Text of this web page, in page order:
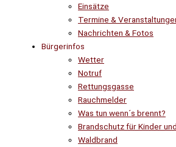
Einsätze
Termine &
Nachrichten & Fotos
Bürgerinfos
Wetter
Notruf
Rettungsgasse
Rauchmelder
Was tun wenn´s brennt?
Brandschutz für Kinder
Waldbrand